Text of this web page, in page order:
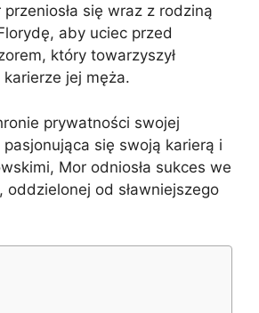
się wraz z rodziną
aby uciec przed
który towarzyszył
jej męża.
prywatności swojej
się swoją karierą i
Mor odniosła sukces we
oddzielonej od sławniejszego